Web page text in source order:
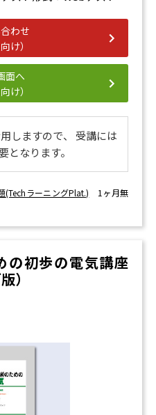
わせ
け）
面へ
け）
しますので、 受講には
となります。
(TechラーニングPlat.) 1ヶ月無
の初歩の電気講座
）